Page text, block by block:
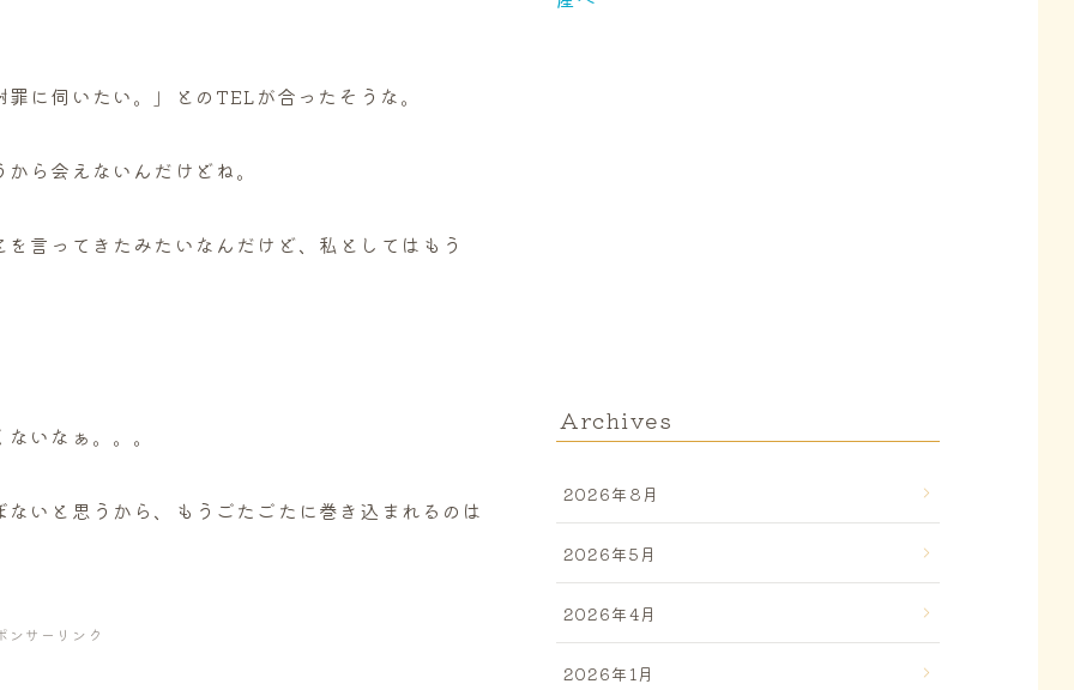
に伺いたい。」とのTELが合ったそうな。
ら会えないんだけどね。
言ってきたみたいなんだけど、私としてはもう
いなぁ。。。
いと思うから、もうごたごたに巻き込まれるのは
ンサーリンク
Archives
2026年8月
2026年5月
2026年4月
2026年1月